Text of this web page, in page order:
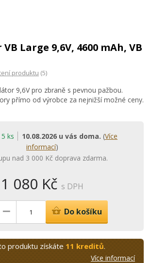
Large 9,6V, 4600 mAh, VB
produktu (5)
9,6V pro zbraně s pevnou pažbou.
přímo od výrobce za nejnižší možné ceny.
ks 10.08.2026 u vás doma. (Více
informací)
nad 3 000 Kč doprava zdarma.
1 080 Kč s DPH
– Do košíku
produktu získáte 11 kreditů.
Více informací